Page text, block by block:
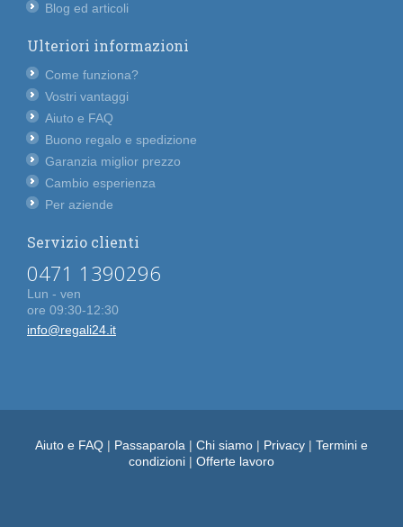
Blog ed articoli
Ulteriori informazioni
Come funziona?
Vostri vantaggi
Aiuto e FAQ
Buono regalo e spedizione
Garanzia miglior prezzo
Cambio esperienza
Per aziende
Servizio clienti
0471 1390296
Lun - ven
ore 09:30-12:30
info@regali24.it
Aiuto e FAQ | Passaparola | Chi siamo | Privacy | Termini e
condizioni | Offerte lavoro